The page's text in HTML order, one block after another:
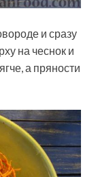
и сразу
на чеснок и
а пряности